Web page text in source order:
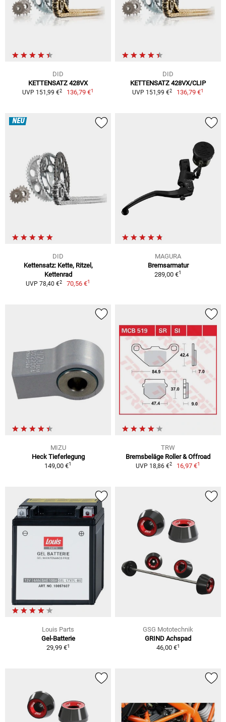
DID
KETTENSATZ 428VX
UVP 151,99 €2 136,79 €1
DID
KETTENSATZ 428VX/CLIP
UVP 151,99 €2 136,79 €1
NEU
DID
Kettensatz: Kette, Ritzel,
Kettenrad
UVP 78,40 €2 70,56 €1
MAGURA
Bremsarmatur
289,00 €1
MIZU
Heck Tieferlegung
149,00 €1
TRW
Bremsbeläge Roller & Offroad
UVP 18,86 €2 16,97 €1
Louis Parts
Gel-Batterie
29,99 €1
GSG Mototechnik
GRIND Achspad
46,00 €1